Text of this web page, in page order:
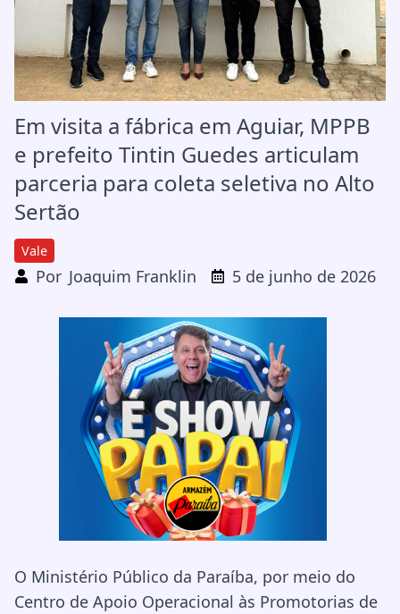
Em visita a fábrica em Aguiar, MPPB
e prefeito Tintin Guedes articulam
parceria para coleta seletiva no Alto
Sertão
Vale
Por Joaquim Franklin 5 de junho de 2026
O Ministério Público da Paraíba, por meio do
Centro de Apoio Operacional às Promotorias de